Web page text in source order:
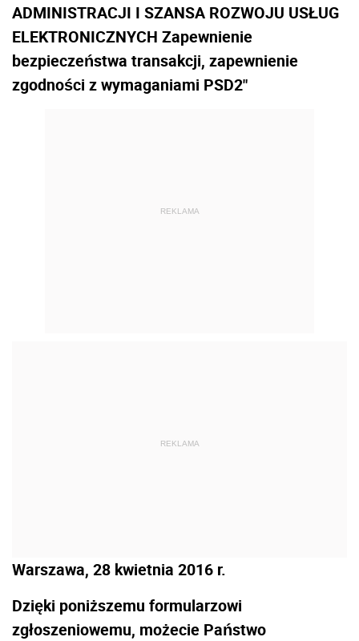
ADMINISTRACJI I SZANSA ROZWOJU USŁUG
ELEKTRONICZNYCH Zapewnienie
bezpieczeństwa transakcji, zapewnienie
zgodności z wymaganiami PSD2"
REKLAMA
REKLAMA
Warszawa, 28 kwietnia 2016 r.
Dzięki poniższemu formularzowi
zgłoszeniowemu, możecie Państwo